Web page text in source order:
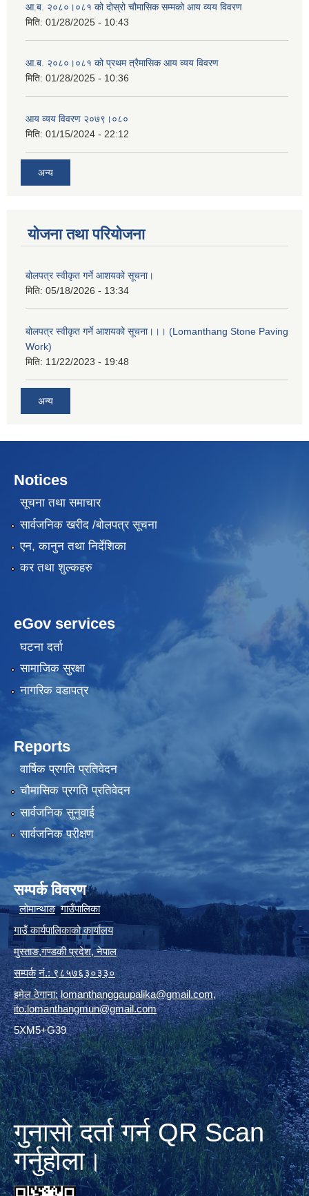
आ.ब. २०८०।०८१ को दोस्रो चौमासिक सम्मको आय व्यय विवरण
मिति: 01/28/2025 - 10:43
आ.ब. २०८०।०८१ को प्रथम त्रैमासिक आय व्यय विवरण
मिति: 01/28/2025 - 10:36
आय व्यय विवरण २०७९।०८०
मिति: 01/15/2024 - 22:12
अन्य
योजना तथा परियोजना
बोलपत्र स्वीकृत गर्ने आशयको सूचना।
मिति: 05/18/2026 - 13:34
बोलपत्र स्वीकृत गर्ने आशयको सूचना।।। (Lomanthang Stone Paving
Work)
मिति: 11/22/2023 - 19:48
अन्य
Notices
सूचना तथा समाचार
सार्वजनिक खरीद /बोलपत्र सूचना
एन, कानुन तथा निर्देशिका
कर तथा शुल्कहरु
eGov services
घटना दर्ता
सामाजिक सुरक्षा
नागरिक वडापत्र
Reports
वार्षिक प्रगति प्रतिवेदन
चौमासिक प्रगति प्रतिवेदन
सार्वजनिक सुनुवाई
सार्वजनिक परीक्षण
सम्पर्क विवरण
लोमान्थाङ गाउँपालिका
गाउँ कार्यपालिकाको कार्यालय
मुस्ताङ,गण्डकी प्रदेश,नेपाल
सम्पर्क नं.: ९८५७६३०३३०
इमेल ठेगाना: lomanthanggaupalika@gmail.com,
ito.lomanthangmun@gmail.com
5XM5+G39
गुनासो दर्ता गर्न QR Scan
गर्नुहोला।